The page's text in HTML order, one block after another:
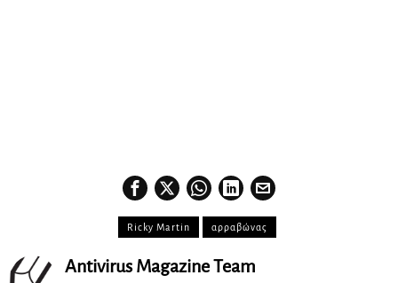
Ricky Martin αρραβώνας
Antivirus Magazine Team